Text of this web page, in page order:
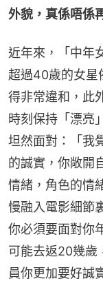
外貌，真係唔係
近年來，「中年
超過40歲的女星
得非常違和，此
時刻保持「漂亮
坦然面對：「我
的誠實，你敞開
情緒，角色的情
慢融入電影細節
你必須要面對你
可能去返20幾歲
員你更加要好誠